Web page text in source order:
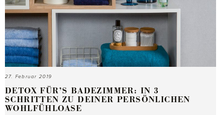
27. Februar 2019
DETOX FÜR’S BADEZIMMER: IN 3
SCHRITTEN ZU DEINER PERSÖNLICHEN
WOHLFÜHLOASE